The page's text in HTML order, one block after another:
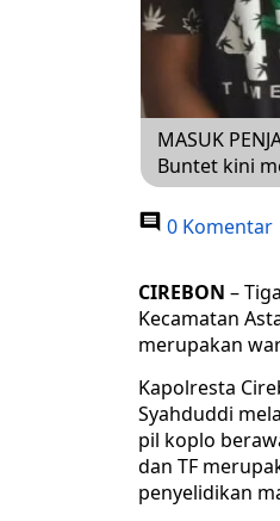
MASUK
Buntet kini
0 Komentar
CIREBON –
Kecamatan
merupakan
Kapolresta
Syahduddi
pil koplo
dan TF
penyelidikan